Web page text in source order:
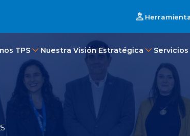
TPS Nuestra Visión Estratégica